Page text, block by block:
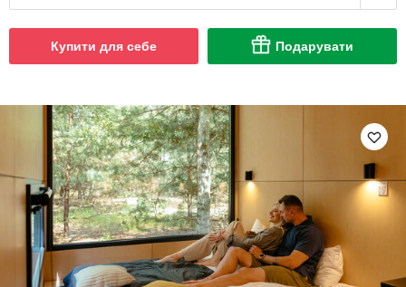
Купити для себе Подарувати